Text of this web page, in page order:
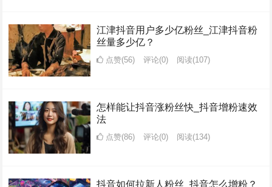
江津抖音用户多少亿粉丝_江津抖音粉
丝量多少亿？
点赞(56) 评论(0) 阅读(107)
怎样能让抖音涨粉丝快_抖音增粉速效
法
点赞(86) 评论(0) 阅读(134)
抖音如何拉新人粉丝_抖音怎么增粉？